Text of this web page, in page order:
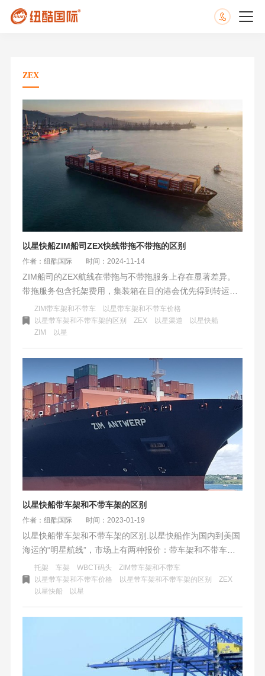
ZEX
以星快船ZIM船司ZEX快线带拖不带拖的区别
作者：纽酷国际 时间：2024-11-14
ZIM船司的ZEX航线在带拖与不带拖服务上存在显著差异。
带拖服务包含托架费用，集装箱在目的港会优先得到转运，
提取时效快；而不带拖服务则不含托架费用，集装箱需等待
托架才能进行转运，时效相对较慢，通常慢4-7天。卖家在选
择时应根据自身需求和预算进行权衡，追求时效可选带拖，
注重成本可选不带拖。
ZIM带车架和不带车
以星带车架和不带车价格
以星带车架和不带车架的区别
ZEX 以星渠道
以星快船
ZIM
以星
以星快船带车架和不带车架的区别
作者：纽酷国际 时间：2023-01-19
以星快船带车架和不带车架的区别.以星快船作为国内到美国
海运的“明星航线”，市场上有两种报价：带车架和不带车
架。那么以星快船带车架和不带车架有什么区别？
托架 车架 WBCT码头
ZIM带车架和不带车
以星带车架和不带车价格
以星带车架和不带车架的区别
ZEX
以星快船
以星